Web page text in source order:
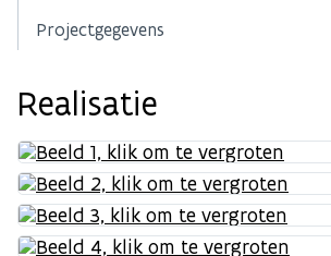
Projectgegevens
Realisatie